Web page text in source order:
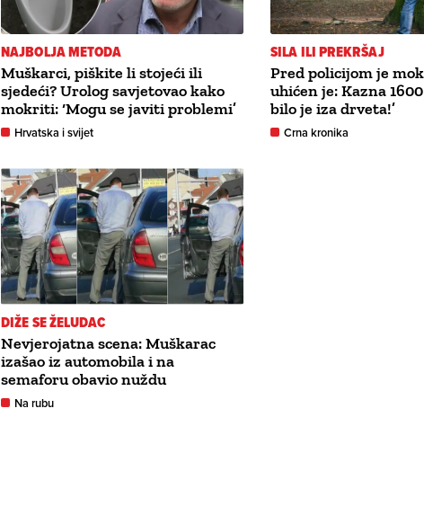
NAJBOLJA METODA
Muškarci, piškite li stojeći ili
sjedeći? Urolog savjetovao kako
mokriti: ‘Mogu se javiti problemi’
Hrvatska i svijet
SILA ILI PREKRŠAJ
Pred policijom je
uhićen je: Kazna
bilo je iza drveta!’
Crna kronika
DIŽE SE ŽELUDAC
Nevjerojatna scena: Muškarac
izašao iz automobila i na
semaforu obavio nuždu
Na rubu